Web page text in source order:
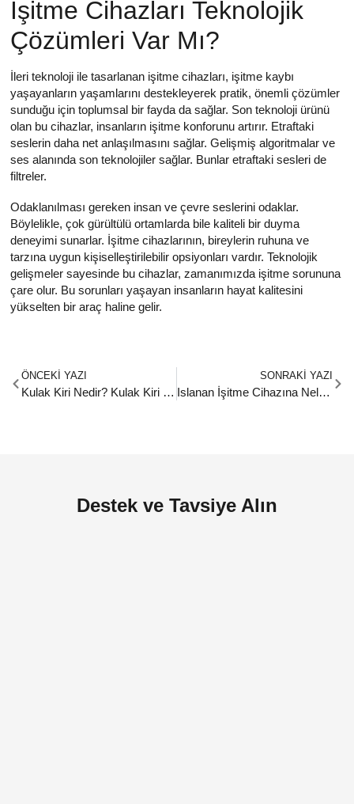
İşitme Cihazları Teknolojik
Çözümleri Var Mı?
İleri teknoloji ile tasarlanan işitme cihazları, işitme kaybı
yaşayanların yaşamlarını destekleyerek pratik, önemli çözümler
sunduğu için toplumsal bir fayda da sağlar. Son teknoloji ürünü
olan bu cihazlar, insanların işitme konforunu artırır. Etraftaki
seslerin daha net anlaşılmasını sağlar. Gelişmiş algoritmalar ve
ses alanında son teknolojiler sağlar. Bunlar etraftaki sesleri de
filtreler.
Odaklanılması gereken insan ve çevre seslerini odaklar.
Böylelikle, çok gürültülü ortamlarda bile kaliteli bir duyma
deneyimi sunarlar. İşitme cihazlarının, bireylerin ruhuna ve
tarzına uygun kişiselleştirilebilir opsiyonları vardır. Teknolojik
gelişmeler sayesinde bu cihazlar, zamanımızda işitme sorununa
çare olur. Bu sorunları yaşayan insanların hayat kalitesini
yükselten bir araç haline gelir.
ÖNCEKI YAZI
Kulak Kiri Nedir? Kulak Kiri Nasıl Temizlenir?
SONRAKI YAZI
Islanan İşitme Cihazına Neler Yapılır?
Destek ve Tavsiye Alın